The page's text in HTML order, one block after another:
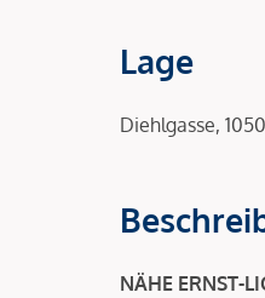
Lage
Diehlgasse,
NÄHE ERNST-